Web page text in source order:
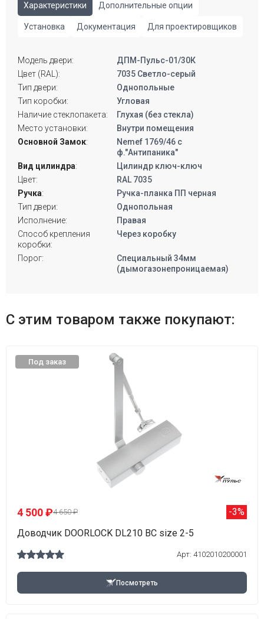
Характеристики Дополнительные опции
Установка Документация Для проектировщиков
Модель двери:
ДПМ-Пульс-01/30К
Цвет (RAL):
7035 Светло-серый
Тип двери:
Однопольные
Тип коробки:
Угловая
Наличие стеклопакета:
Глухая (без стекла)
Место установки:
Внутри помещения
Основной Замок:
Nemef 1769/46 с
ф."Антипаника"
Вид цилиндра:
Цилиндр ключ-ключ
Цвет:
RAL 7035
Ручка:
Ручка-планка ПП черная
Тип двери:
Однопольная
Исполнение:
Правая
Способ крепления
коробки:
Через коробку
Порог:
Специальный 34мм
(дымогазонепроницаемая)
С этим товаром также покупают:
Под заказ
4 500 ₽4 650 ₽
-3%
Доводчик DOORLOCK DL210 BC size 2-5
Арт: 4102010200001
Посмотреть